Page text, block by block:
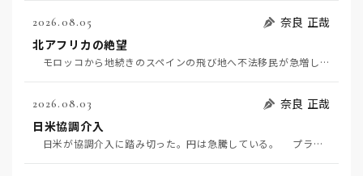
2026.08.05
奈良 正哉
北アフリカの絶望
モロッコから地続きのスペインの飛び地へ不法移民が急増していて、当地の大問題となっている。「海を泳い…
2026.08.03
奈良 正哉
日米協調介入
日米が協調介入に踏み切った。円は急騰している。 プラザ合意以降、協調介入は為替相場の転機になって…